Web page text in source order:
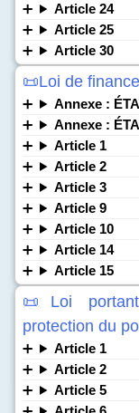
Article 24
Article 25
Article 30
📜Loi de
Annexe :
Annexe :
Article 1
Article 2
Article 3
Article 9
Article 10
Article 14
Article 15
📜Loi
protection du
Article 1
Article 2
Article 5